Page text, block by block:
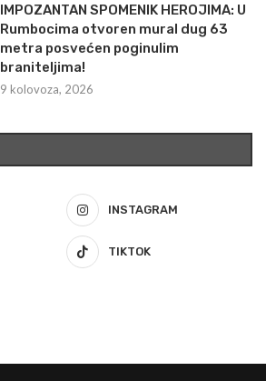
IMPOZANTAN SPOMENIK HEROJIMA: U
Rumbocima otvoren mural dug 63
metra posvećen poginulim
braniteljima!
9 kolovoza, 2026
INSTAGRAM
TIKTOK